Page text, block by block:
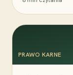
PRAWO KARNE